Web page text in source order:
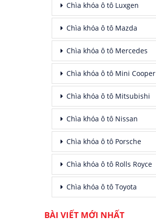
Chìa khóa ô tô Luxgen
Chìa khóa ô tô Mazda
Chìa khóa ô tô Mercedes
Chìa khóa ô tô Mini Cooper
Chìa khóa ô tô Mitsubishi
Chìa khóa ô tô Nissan
Chìa khóa ô tô Porsche
Chìa khóa ô tô Rolls Royce
Chìa khóa ô tô Toyota
BÀI VIẾT MỚI NHẤT